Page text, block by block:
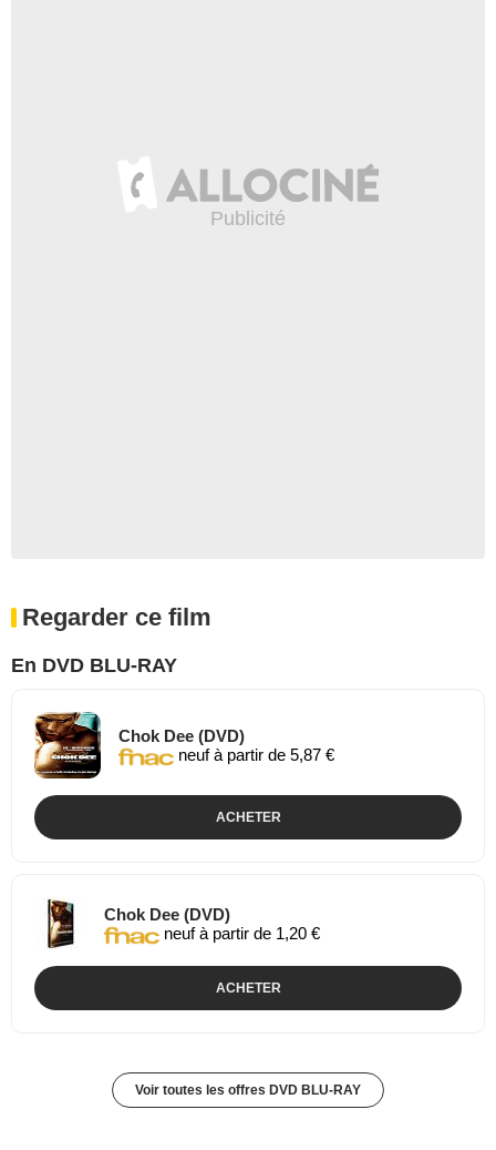
Regarder ce film
En DVD BLU-RAY
Chok Dee (DVD)
neuf à partir de 5,87 €
ACHETER
Chok Dee (DVD)
neuf à partir de 1,20 €
ACHETER
Voir toutes les offres DVD BLU-RAY